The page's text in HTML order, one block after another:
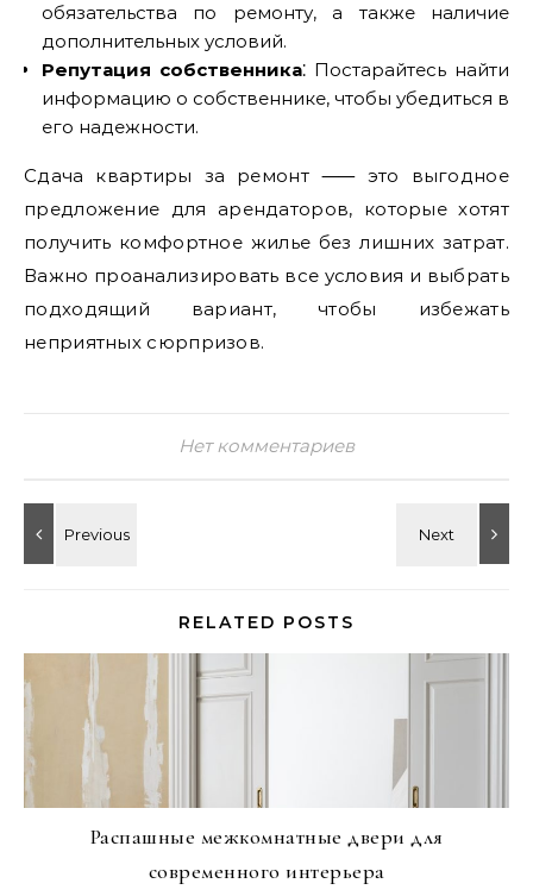
обязательства по ремонту, а также наличие
дополнительных условий.
Репутация собственника⁚ Постарайтесь найти
информацию о собственнике, чтобы убедиться в
его надежности.
Сдача квартиры за ремонт ⸺ это выгодное
предложение для арендаторов, которые хотят
получить комфортное жилье без лишних затрат.
Важно проанализировать все условия и выбрать
подходящий вариант, чтобы избежать
неприятных сюрпризов.
Нет комментариев
RELATED POSTS
Распашные межкомнатные двери для
современного интерьера